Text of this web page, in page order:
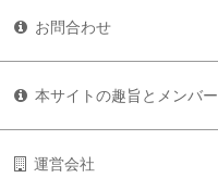
お問合わせ
本サイトの趣旨とメンバー
運営会社